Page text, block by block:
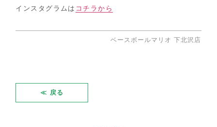
インスタグラムは コチラから
ベースボールマリオ 下北沢店
≪ 戻る